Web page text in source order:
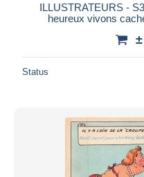
ILLUSTRATEURS -
heureux vivons
Status